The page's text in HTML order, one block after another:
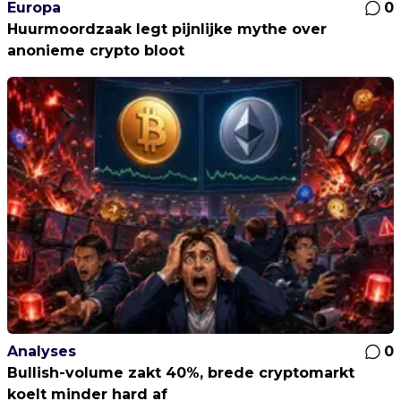
Europa
0
Huurmoordzaak legt pijnlijke mythe over
anonieme crypto bloot
Analyses
0
Bullish-volume zakt 40%, brede cryptomarkt
koelt minder hard af